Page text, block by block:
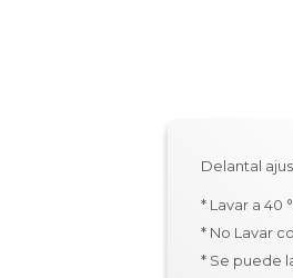
Delantal
* Lavar a 40
* No Lavar
* Se puede